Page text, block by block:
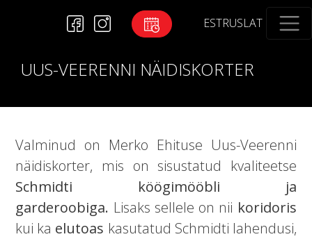
ESTRUSLAT
UUS-VEERENNI NÄIDISKORTER
Valminud on Merko Ehituse Uus-Veerenni
näidiskorter, mis on sisustatud kvaliteetse
Schmidti köögimööbli ja
garderoobiga. Lisaks sellele on nii koridoris
kui ka elutoas kasutatud Schmidti lahendusi,